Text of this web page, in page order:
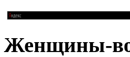
Женщины-